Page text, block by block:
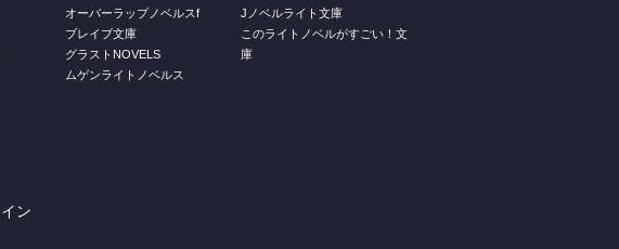
オーバーラップノベルスf
ブレイブ文庫
グラストNOVELS
ムゲンライトノベルス
Jノベルライト文庫
このライトノベルがすごい！文
庫
ン